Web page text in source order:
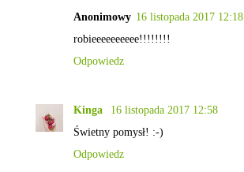
Anonimowy 16 listopada 2017 12:18
robieeeeeeeeee!!!!!!!!
Odpowiedz
Kinga
16 listopada 2017 12:58
Świetny pomysł! :-)
Odpowiedz